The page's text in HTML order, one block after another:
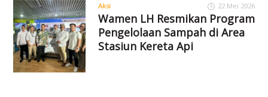
Aksi 22 Mei 2026
Wamen LH Resmikan Program
Pengelolaan Sampah di Area
Stasiun Kereta Api